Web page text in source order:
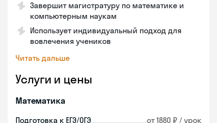
Завершит магистратуру по математике и
компьютерным наукам
Использует индивидуальный подход для
вовлечения учеников
Читать дальше
Услуги и цены
Математика
Подготовка к ЕГЭ/ОГЭ от 1880 ₽ / урок